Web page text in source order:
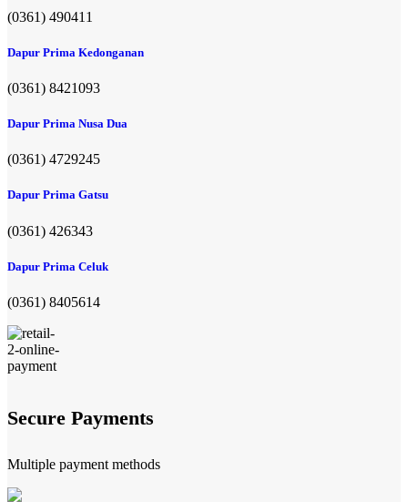
(0361) 490411​
Dapur Prima Kedonganan
(0361) 8421093
Dapur Prima Nusa Dua
(0361) 4729245
Dapur Prima Gatsu
(0361) 426343
Dapur Prima Celuk
(0361) 8405614
Secure Payments
Multiple payment methods